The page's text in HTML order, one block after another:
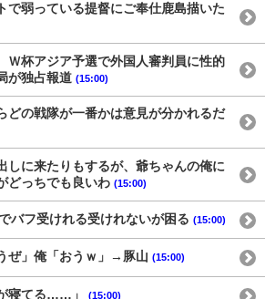
で弱っている提督にご奉仕鹿島描いた
Ｗ杯アジア予選で外国人審判員に性的
が独占報道 (15:00)
どの戦隊が一番かは意見が分かれるだ
しに来たりもするが、爺ちゃんの俺に
どっちでも良いわ (15:00)
バフ受けれる受けれないが困る (15:00)
ぜ」俺「おうｗ」→豚山 (15:00)
寝てる……」 (15:00)